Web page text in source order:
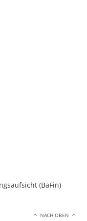
(BaFin)
NACH OBEN